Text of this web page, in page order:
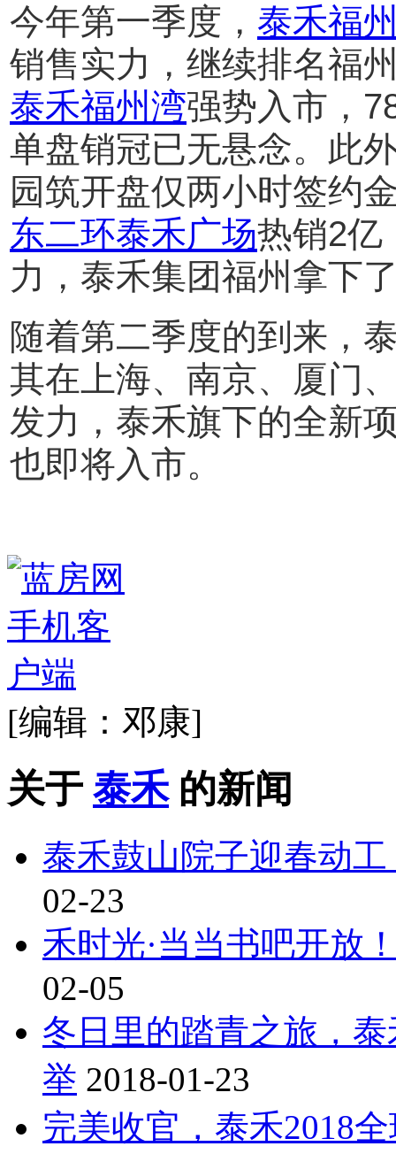
今年第一季度， 泰禾福
销售实力，继续排名福
泰禾福州湾强势入市，
单盘销冠已无悬念。此
园筑开盘仅两小时签约
东二环泰禾广场热销2亿
力，泰禾集团福州拿下
随着第二季度的到来，
其在上海、南京、厦门
发力，泰禾旗下的全新
也即将入市。
[编辑：邓康]
关于 泰禾 的新闻
泰禾鼓山院子迎春动
02-23
禾时光·当当书吧开放
02-05
冬日里的踏青之旅，
举 2018-01-23
完美收官，泰禾2018